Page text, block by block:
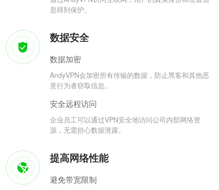
息得到保护。
数据安全
数据加密
AndyVPN会加密所有传输的数据，防止黑客和其他恶
意行为者窃取信息。
安全远程访问
企业员工可以通过VPN安全地访问公司内部网络资
源，无需担心数据泄露。
提高网络性能
避免带宽限制